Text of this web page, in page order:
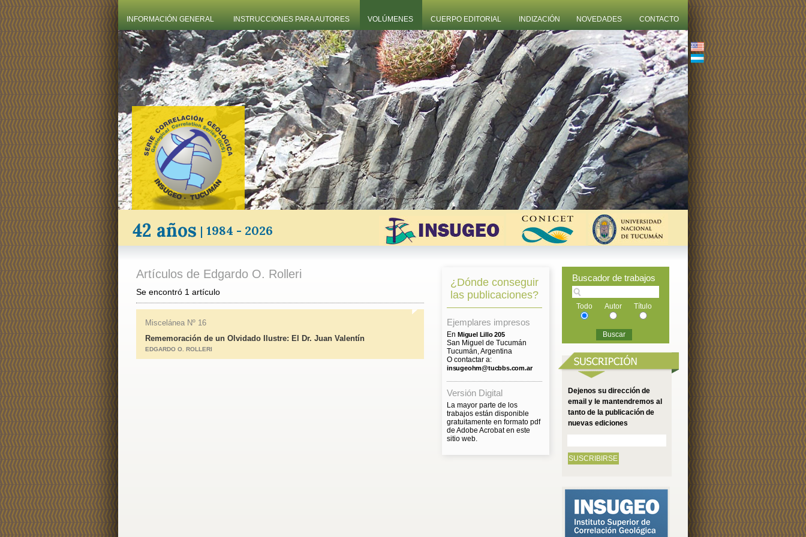
INFORMACIÓN GENERAL INSTRUCCIONES PARA AUTORES VOLÚMENES CUERPO EDITORIAL INDIZACIÓN NOVEDADES CONTACTO
42 años | 1984 - 2026
Artículos de Edgardo O. Rolleri
Se encontró 1 artículo
Miscelánea Nº 16
Rememoración de un Olvidado Ilustre: El Dr. Juan Valentín
EDGARDO O. ROLLERI
¿Dónde conseguir
las publicaciones?
Ejemplares impresos
En Miguel Lillo 205
San Miguel de Tucumán
Tucumán, Argentina
O contactar a:
insugeohm@tucbbs.com.ar
Versión Digital
La mayor parte de los
trabajos están disponible
gratuitamente en formato pdf
de Adobe Acrobat en este
sitio web.
Buscador de trabajos
Todo Autor Título
Dejenos su dirección de
email y le mantendremos al
tanto de la publicación de
nuevas ediciones